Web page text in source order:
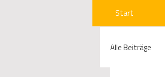
Start
Alle Beiträge